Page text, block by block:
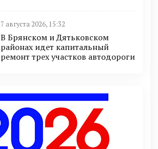
7 августа 2026, 15:32
В Брянском и Дятьковском
районах идет капитальный
ремонт трех участков автодороги